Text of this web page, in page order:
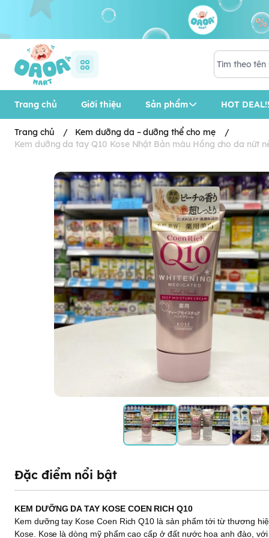
Trang chủ Giới thiệu Sản phẩm HOT
Trang chủ / Kem dưỡng da – dưỡng thể cho mẹ
/
Kem dưỡng da tay Q10 Kose Nhật Bản màu Hồng cho da nứt
Đặc điểm nổi bật
KEM DƯỠNG DA TAY KOSE COEN RICH Q10
Kem dưỡng tay Kose Coen Rich Q10 là sản phẩm tới từ thương
Kose. Kose là dòng mỹ phẩm cao cấp ở đất nước hoa anh đào,